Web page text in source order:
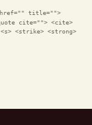
href="" title="">
cite=""> <cite>
<strike> <strong>